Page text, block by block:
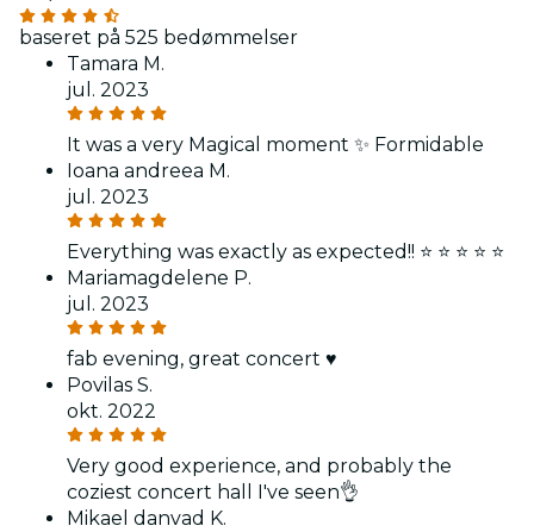
baseret på 525 bedømmelser
Tamara M.
jul. 2023
It was a very Magical moment ✨ Formidable
Ioana andreea M.
jul. 2023
Everything was exactly as expected!! ⭐️ ⭐️ ⭐️ ⭐️ ⭐️
Mariamagdelene P.
jul. 2023
fab evening, great concert ♥️
Povilas S.
okt. 2022
Very good experience, and probably the
coziest concert hall I've seen👌
Mikael danvad K.